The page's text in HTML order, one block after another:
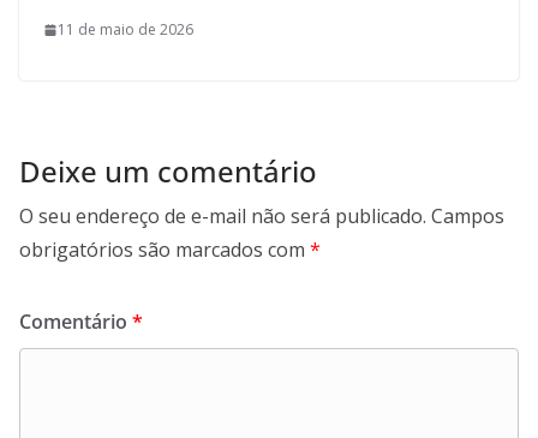
11 de maio de 2026
Deixe um comentário
O seu endereço de e-mail não será publicado. Campos
obrigatórios são marcados com *
Comentário *